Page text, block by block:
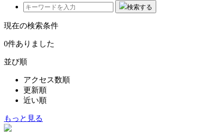
検索する
現在の検索条件
0件ありました
並び順
アクセス数順
更新順
近い順
もっと見る